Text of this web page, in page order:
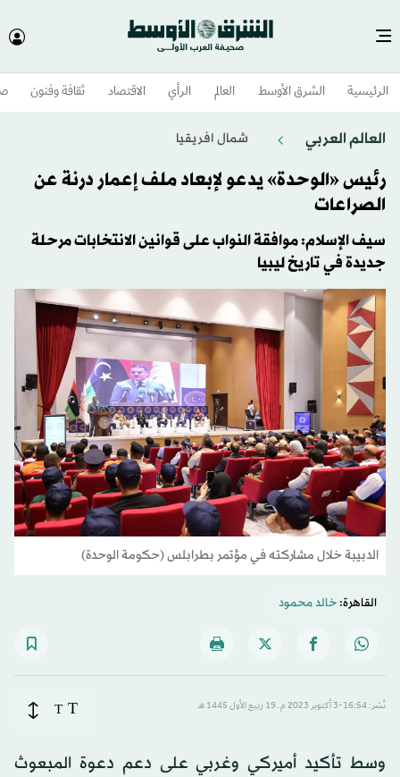
الرئيسية الشرق الأوسط​ العالم الرأي الاقتصاد ثقافة وفنون
العالم العربي شمال افريقيا
رئيس «الوحدة» يدعو لإبعاد ملف إعمار درنة عن
الصراعات
سيف الإسلام: موافقة النواب على قوانين الانتخابات مرحلة
جديدة في تاريخ ليبيا
الدبيبة خلال مشاركته في مؤتمر بطرابلس (حكومة الوحدة)
القاهرة:خالد محمود
نُشر: 16:54-3 أكتوبر 2023 م ـ 19 ربيع الأول 1445 هـ T
T
وسط تأكيد أميركي وغربي على دعم دعوة المبعوث